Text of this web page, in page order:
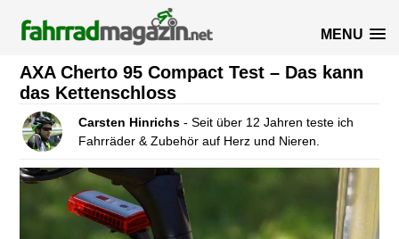
MENU
AXA Cherto 95 Compact Test – Das kann
das Kettenschloss
Carsten Hinrichs - Seit über 12 Jahren teste ich
Fahrräder & Zubehör auf Herz und Nieren.